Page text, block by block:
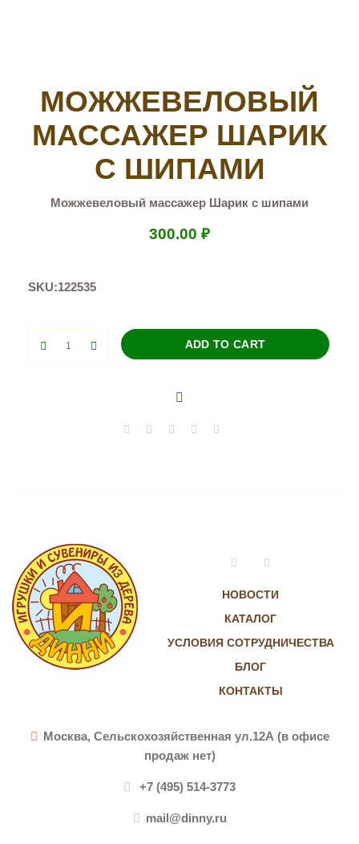
МОЖЖЕВЕЛОВЫЙ
МАССАЖЕР ШАРИК
С ШИПАМИ
Можжевеловый массажер Шарик с шипами
300.00 ₽
SKU:122535
Можжевеловый
ADD TO CART
НОВОСТИ
КАТАЛОГ
УСЛОВИЯ СОТРУДНИЧЕСТВА
БЛОГ
КОНТАКТЫ
VkontakteInstagram
Москва, Сельскохозяйственная ул.12А (в офисе
продаж нет)
+7 (495) 514-3773
mail@dinny.ru